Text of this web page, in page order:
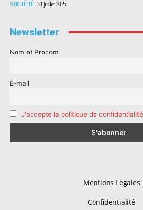
SOCIÉTÉ 31 juillet 2025
Newsletter
Nom et Prenom
E-mail
J'accepte la politique de confidentialité
Mentions Legales
Confidentialité